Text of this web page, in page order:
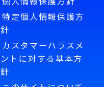
特定個人情報保護方
針
カスタマーハラスメ
ントに対する基本方
針